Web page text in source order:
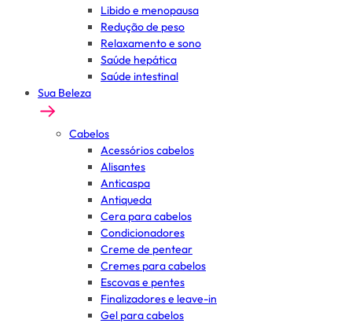
Libido e menopausa
Redução de peso
Relaxamento e sono
Saúde hepática
Saúde intestinal
Sua Beleza
Cabelos
Acessórios cabelos
Alisantes
Anticaspa
Antiqueda
Cera para cabelos
Condicionadores
Creme de pentear
Cremes para cabelos
Escovas e pentes
Finalizadores e leave-in
Gel para cabelos